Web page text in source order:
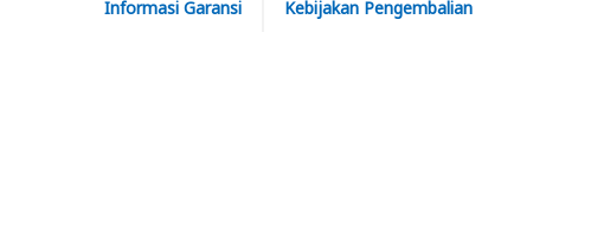
Informasi Garansi Kebijakan Pengembalian